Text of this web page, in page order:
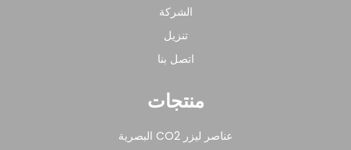
الشركة
تنزيل
اتصل بنا
منتجات
عناصر ليزر CO2 البصرية